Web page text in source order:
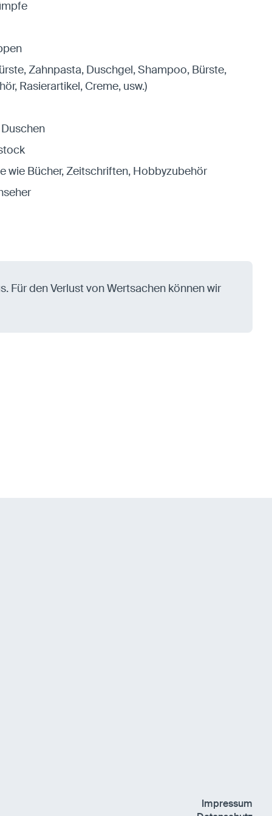
Zahnpasta, Duschgel, Shampoo, Bürste,
Rasierartikel, Creme, usw.)
wie Bücher, Zeitschriften, Hobbyzubehör
Für den Verlust von Wertsachen können wir
Impressum